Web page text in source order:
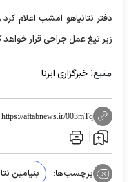
دفتر نتانیاهو امشب اعلام
زیر تیغ عمل جراحی قرار
منبع: خبرگزاری ایرنا
https://aftabnews.ir/003mTq
برچسب‌ها: بنیامین